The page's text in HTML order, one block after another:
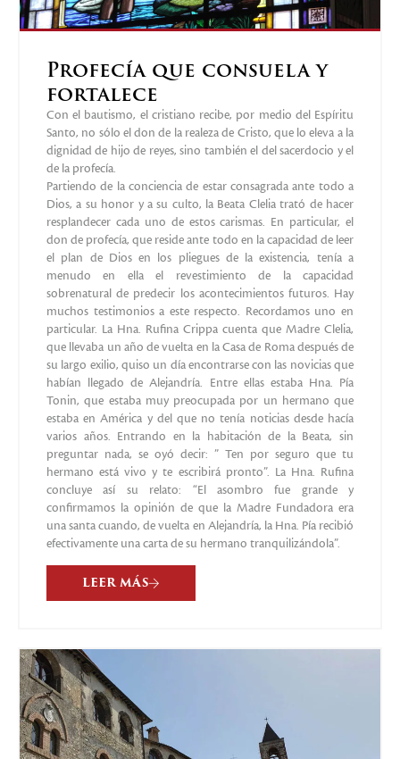
Profecía que consuela y
fortalece
Con el bautismo, el cristiano recibe, por medio del Espíritu
Santo, no sólo el don de la realeza de Cristo, que lo eleva a la
dignidad de hijo de reyes, sino también el del sacerdocio y el
de la profecía.
Partiendo de la conciencia de estar consagrada ante todo a
Dios, a su honor y a su culto, la Beata Clelia trató de hacer
resplandecer cada uno de estos carismas. En particular, el
don de profecía, que reside ante todo en la capacidad de leer
el plan de Dios en los pliegues de la existencia, tenía a
menudo en ella el revestimiento de la capacidad
sobrenatural de predecir los acontecimientos futuros. Hay
muchos testimonios a este respecto. Recordamos uno en
particular. La Hna. Rufina Crippa cuenta que Madre Clelia,
que llevaba un año de vuelta en la Casa de Roma después de
su largo exilio, quiso un día encontrarse con las novicias que
habían llegado de Alejandría. Entre ellas estaba Hna. Pía
Tonin, que estaba muy preocupada por un hermano que
estaba en América y del que no tenía noticias desde hacía
varios años. Entrando en la habitación de la Beata, sin
preguntar nada, se oyó decir: ” Ten por seguro que tu
hermano está vivo y te escribirá pronto”. La Hna. Rufina
concluye así su relato: “El asombro fue grande y
confirmamos la opinión de que la Madre Fundadora era
una santa cuando, de vuelta en Alejandría, la Hna. Pía recibió
efectivamente una carta de su hermano tranquilizándola”.
LEER MÁS